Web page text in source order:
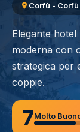
Corfù - Corfù
Elegante
moderna con
strategica per
coppie.
7Molto